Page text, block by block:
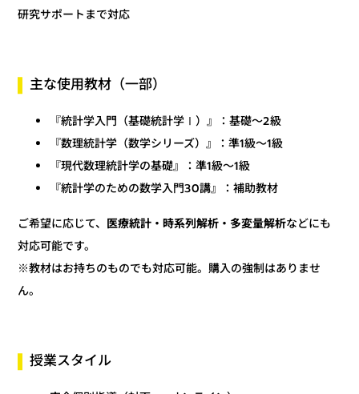
研究サポートまで対応
主な使用教材（一部）
『統計学入門（基礎統計学Ⅰ）』：基礎〜2級
『数理統計学（数学シリーズ）』：準1級〜1級
『現代数理統計学の基礎』：準1級〜1級
『統計学のための数学入門30講』：補助教材
ご希望に応じて、 医療統計・時系列解析・多変量解析などにも
対応可能です。
※教材はお持ちのものでも対応可能。購入の強制はありませ
ん。
授業スタイル